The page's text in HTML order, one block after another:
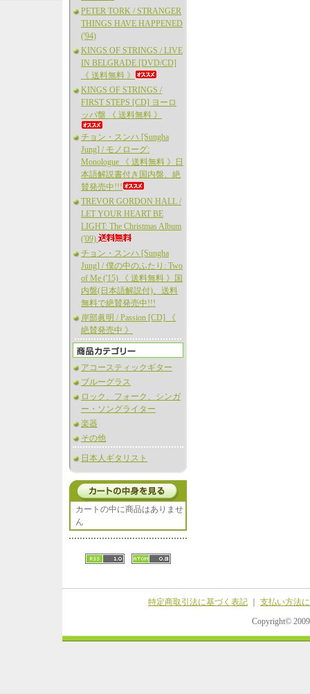
PETER TORK / STRANGER
THINGS HAVE HAPPENED
('94)
KINGS OF STRINGS / LIVE
IN BELGRADE [DVD/CD]
《 送料無料 》
KINGS OF STRINGS /
FIRST STEPS [CD] ヨーロ
ッパ盤 《 送料無料 》
チョン・スンハ [Sungha
Jung] / モノローグ:
Monologue 《 送料無料 》日
本語解説書付き国内盤、絶
賛発売中!!!
TREVOR GORDON HALL /
LET YOUR HEART BE
LIGHT: The Christmas Album
('09)
チョン・スンハ [Sungha
Jung] / 僕の中のふたり: Two
of Me ('15) 《 送料無料 》国
内盤(日本語解説付)、送料
無料で絶賛発売中!!!
岸部眞明 / Passion [CD] 《
絶賛発売中 》
アコースティックギター
ブルーグラス
ロック、フォーク、シンガ
ー・ソングライター
楽器
その他
日本人ギタリスト
カートの中に商品はありませ
ん
特定商取引法に基づく表記
支払い方法
Copyright©